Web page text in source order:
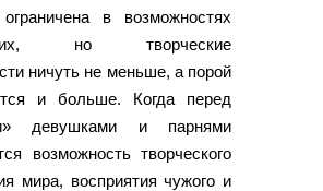
в возможностях
но творческие
ничуть не меньше, а порой
и больше. Когда перед
девушками и парнями
возможность творческого
мира, восприятия чужого и